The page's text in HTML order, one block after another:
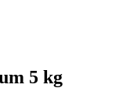
5 kg